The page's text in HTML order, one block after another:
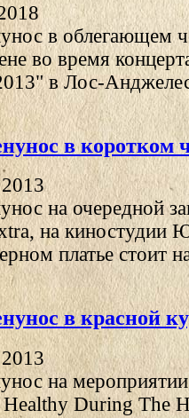
в облегающем
во время
в Лос-
в коротком
на очередной
на киностудии
платье стоит
в красной
на
During The